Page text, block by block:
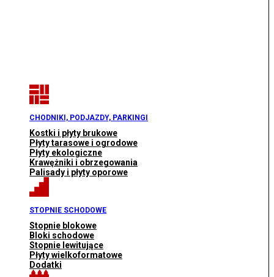
CHODNIKI, PODJAZDY, PARKINGI
Kostki i płyty brukowe
Płyty tarasowe i ogrodowe
Płyty ekologiczne
Krawężniki i obrzegowania
Palisady i płyty oporowe
STOPNIE SCHODOWE
Stopnie blokowe
Bloki schodowe
Stopnie lewitujące
Płyty wielkoformatowe
Dodatki